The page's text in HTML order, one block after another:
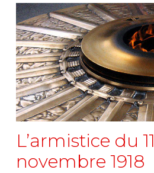
L’armistice du 11
novembre 1918